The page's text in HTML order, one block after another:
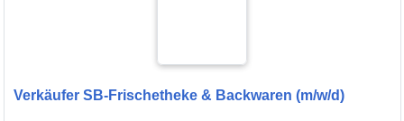
Verkäufer SB-Frischetheke & Backwaren (m/w/d)